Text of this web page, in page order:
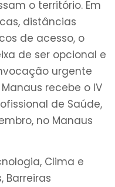
o território. Em
distâncias
de acesso, o
de ser opcional e
urgente
recebe o IV
de Saúde,
no Manaus
Clima e
Barreiras